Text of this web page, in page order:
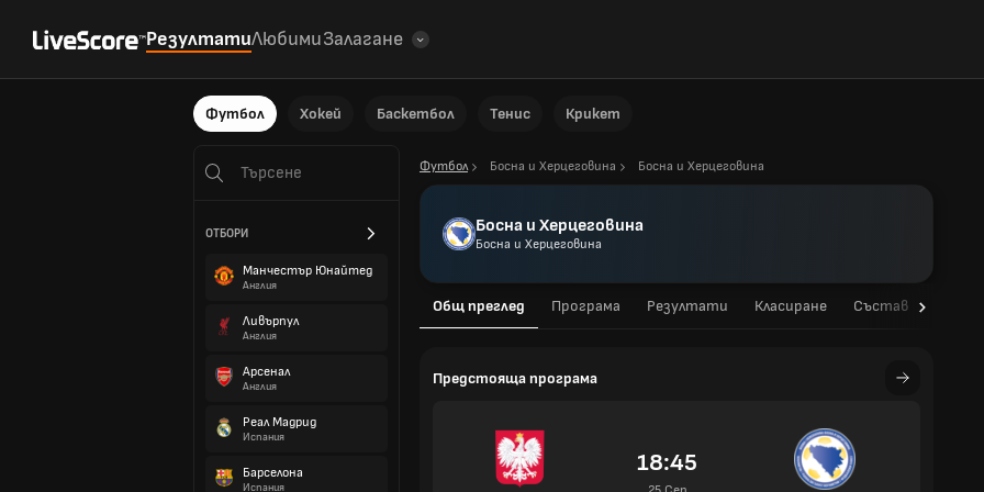
РезултатиЛюбимиЗалагане
Футбол Хокей Баскетбол Тенис Крикет
ОТБОРИ
Манчестър Юнайтед
Англия
Ливърпул
Англия
Арсенал
Англия
Реал Мадрид
Испания
Барселона
Испания
Футбол Босна и Херцеговина Босна и Херцеговина
Босна и Херцеговина
Босна и Херцеговина
Общ преглед Програма Резултати Класиране Състав
Предстояща програма
18:45